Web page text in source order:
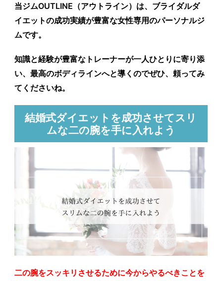
当ジムOUTLINE（アウトライン）は、 ブライダルダ
イエットの成功実績が豊富な女性専用のパーソナルジ
ムです。
知識と経験が豊富なトレーナーが一人ひとりに寄り添
い、最高のボディラインへと導くのでぜひ、頼ってみ
てくださいね。
結婚式ダイエットを成功させてスリ
ムな二の腕を手に入れよう
二の腕をスッキリさせるために今からやるべきことを